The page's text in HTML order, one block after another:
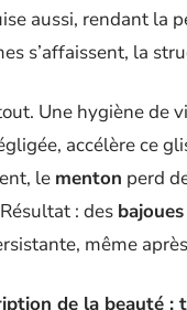
aussi, rendant la
s’affaissent, la
Une hygiène de
accélère ce
le menton perd
: des bajoues
même
de la beauté :